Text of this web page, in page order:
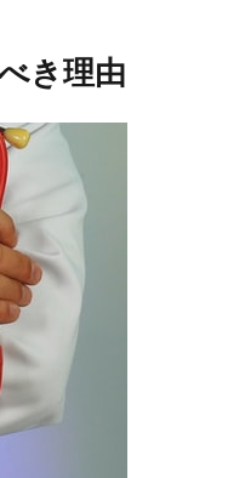
き理由